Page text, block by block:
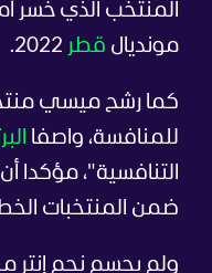
المنتخب الذي خسر
مونديال قطر
كما رشح ميسي
للمنافسة، واصفا
التنافسية"، مؤكدا أن
ضمن المنتخبات
ولم يحسم نجم إنتر